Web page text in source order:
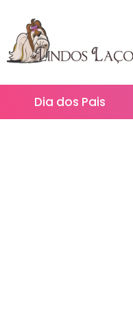
Dia dos Pais